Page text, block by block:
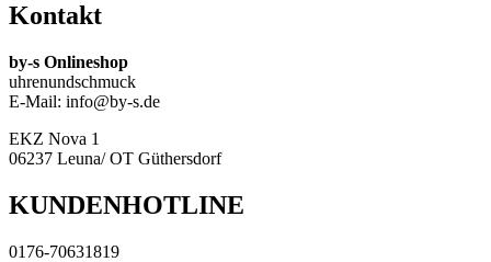
Kontakt
by-s Onlineshop
uhrenundschmuck
E-Mail: info@by-s.de
EKZ Nova 1
06237 Leuna/ OT Güthersdorf
KUNDENHOTLINE
0176-70631819